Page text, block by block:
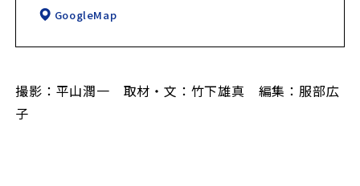
GoogleMap
撮影：平山潤一 取材・文：竹下雄真 編集：服部広
子